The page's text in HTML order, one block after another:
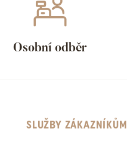
Osobní odběr
SLUŽBY ZÁKAZNÍKŮM